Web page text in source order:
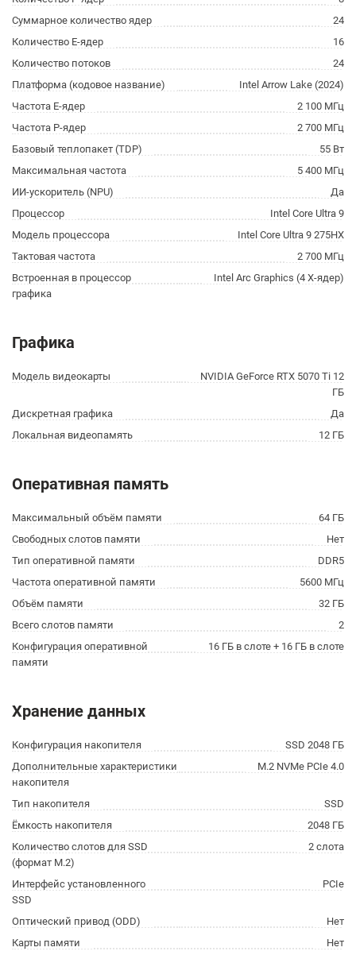
Суммарное количество ядер
24
Количество E-ядер
16
Количество потоков
24
Платформа (кодовое название)
Intel Arrow Lake (2024)
Частота E-ядер
2 100 МГц
Частота P-ядер
2 700 МГц
Базовый теплопакет (TDP)
55 Вт
Максимальная частота
5 400 МГц
ИИ-ускоритель (NPU)
Да
Процессор
Intel Core Ultra 9
Модель процессора
Intel Core Ultra 9 275HX
Тактовая частота
2 700 МГц
Встроенная в процессор
графика
Intel Arc Graphics (4 X-ядер)
Графика
Модель видеокарты
NVIDIA GeForce RTX 5070 Ti 12
ГБ
Дискретная графика
Да
Локальная видеопамять
12 ГБ
Оперативная память
Максимальный объём памяти
64 ГБ
Свободных слотов памяти
Нет
Тип оперативной памяти
DDR5
Частота оперативной памяти
5600 МГц
Объём памяти
32 ГБ
Всего слотов памяти
2
Конфигурация оперативной
памяти
16 ГБ в слоте + 16 ГБ в слоте
Хранение данных
Конфигурация накопителя
SSD 2048 ГБ
Дополнительные характеристики
накопителя
M.2 NVMe PCIe 4.0
Тип накопителя
SSD
Ёмкость накопителя
2048 ГБ
Количество слотов для SSD
(формат M.2)
2 слота
Интерфейс установленного
SSD
PCIe
Оптический привод (ODD)
Нет
Карты памяти
Нет